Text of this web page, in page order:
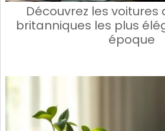
Découvrez les
britanniques les plus
époque